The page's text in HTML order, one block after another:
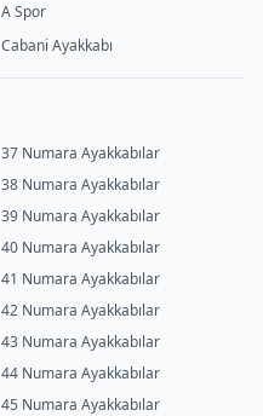
A Spor
Cabani Ayakkabı
37 Numara Ayakkabılar
38 Numara Ayakkabılar
39 Numara Ayakkabılar
40 Numara Ayakkabılar
41 Numara Ayakkabılar
42 Numara Ayakkabılar
43 Numara Ayakkabılar
44 Numara Ayakkabılar
45 Numara Ayakkabılar